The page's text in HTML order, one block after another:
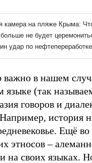
важно в нашем
языке (так
говоров и
история
Ещё
этносов –
на своих языках.